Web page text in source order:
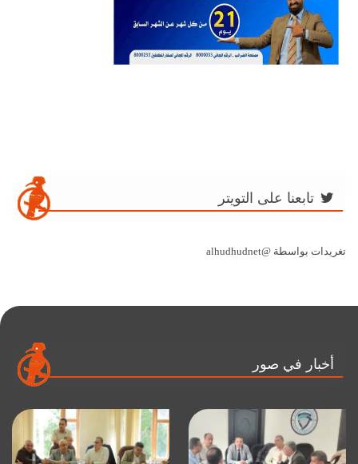
تابعنا على التويتر
تغريدات بواسطة @alhudhudnet
أخبار في صور